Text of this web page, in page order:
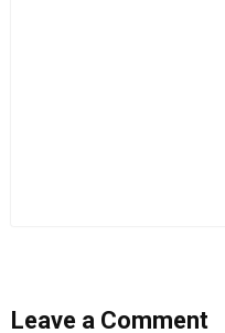
Leave a Comment